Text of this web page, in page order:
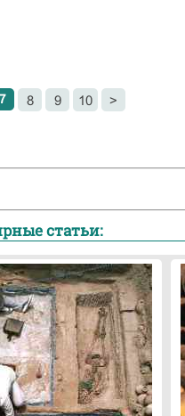
7 8 9 10 >
статьи: